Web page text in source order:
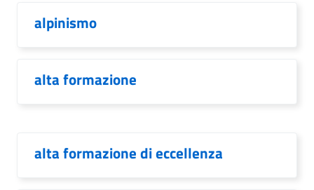
alpinismo
alta formazione
alta formazione di eccellenza